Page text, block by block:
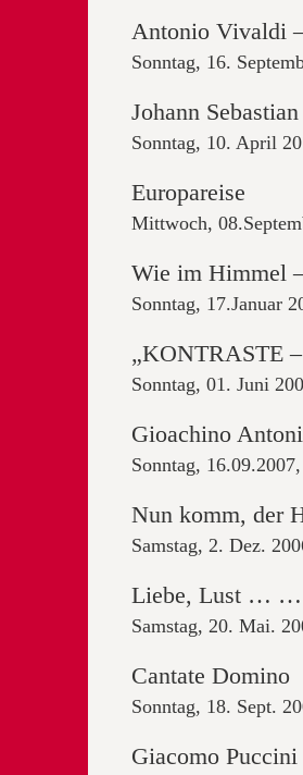
Antonio Vivaldi
Sonntag, 16.
Johann
Sonntag, 10. April
Europareise
Mittwoch,
Wie im Himmel
Sonntag, 17.Januar
„KONTRASTE
Sonntag, 01. Juni
Gioachino
Sonntag,
Nun komm, der
Samstag, 2. Dez.
Liebe, Lust … …
Samstag, 20. Mai.
Cantate Domino
Sonntag, 18. Sept.
Giacomo